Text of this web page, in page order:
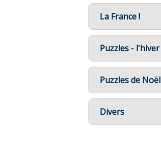
La France !
Puzzles - l'hiver
Puzzles de Noël
Divers